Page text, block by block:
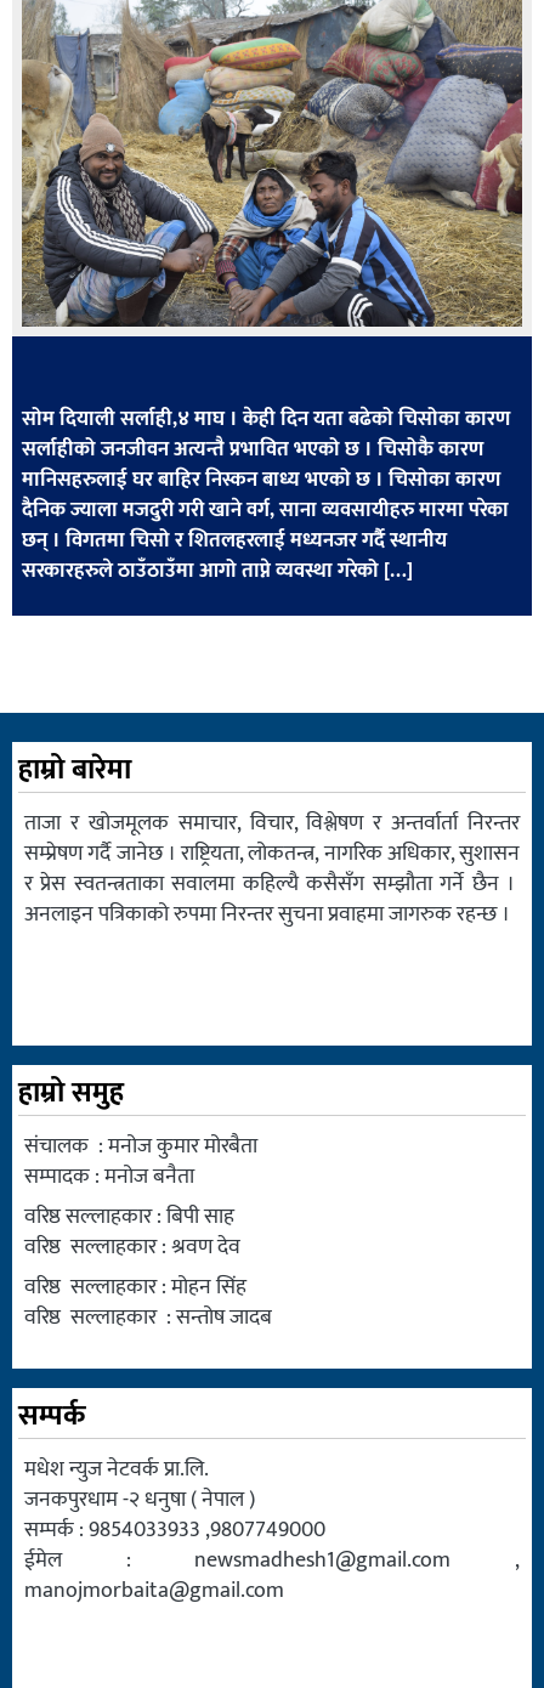
अर्थ
खेलकुद
मनोरञ्जन
फोटो
/
भिडियो
अन्य
समाज
विचार
स्वास्थ्य
सोम दियाली सर्लाही,४ माघ । केही दिन यता बढेको चिसोका कारण
सर्लाहीको जनजीवन अत्यन्तै प्रभावित भएको छ । चिसोकै कारण
मानिसहरुलाई घर बाहिर निस्कन बाध्य भएको छ । चिसोका कारण
दैनिक ज्याला मजदुरी गरी खाने वर्ग, साना व्यवसायीहरु मारमा परेका
छन् । विगतमा चिसो र शितलहरलाई मध्यनजर गर्दै स्थानीय
सरकारहरुले ठाउँठाउँमा आगो ताप्ने व्यवस्था गरेको […]
हाम्रो बारेमा
ताजा र खोजमूलक समाचार, विचार, विश्लेषण र अन्तर्वार्ता निरन्तर
सम्प्रेषण गर्दै जानेछ । राष्ट्रियता, लोकतन्त्र, नागरिक अधिकार, सुशासन
र प्रेस स्वतन्त्रताका सवालमा कहिल्यै कसैसँग सम्झौता गर्ने छैन ।
अनलाइन पत्रिकाको रुपमा निरन्तर सुचना प्रवाहमा जागरुक रहन्छ ।
हाम्रो समुह
संचालक : मनोज कुमार मोरबैता
सम्पादक : मनोज बनैता
वरिष्ठ सल्लाहकार : बिपी साह
वरिष्ठ सल्लाहकार : श्रवण देव
वरिष्ठ सल्लाहकार : मोहन सिंह
वरिष्ठ सल्लाहकार : सन्तोष जादब
सम्पर्क
मधेश न्युज नेटवर्क प्रा.लि.
जनकपुरधाम -२ धनुषा ( नेपाल )
सम्पर्क : 9854033933 ,9807749000
ईमेल : newsmadhesh1@gmail.com ,
manojmorbaita@gmail.com